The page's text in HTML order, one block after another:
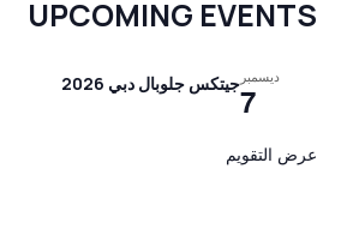
ة
UPCOMING EVENTS
ديسمبر
7جيتكس جلوبال دبي 2026
عرض التقويم